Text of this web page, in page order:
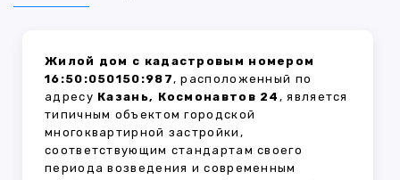
Жилой дом с кадастровым номером
16:50:050150:987, расположенный по
адресу Казань, Космонавтов 24 , является
типичным объектом городской
многоквартирной застройки,
соответствующим стандартам своего
периода возведения и современным